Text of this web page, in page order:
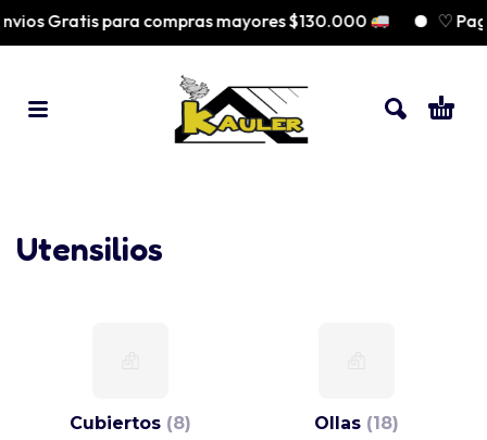
Gratis para compras mayores $130.000 ♡ Paga
Utensilios
Cubiertos (8) Ollas (18)